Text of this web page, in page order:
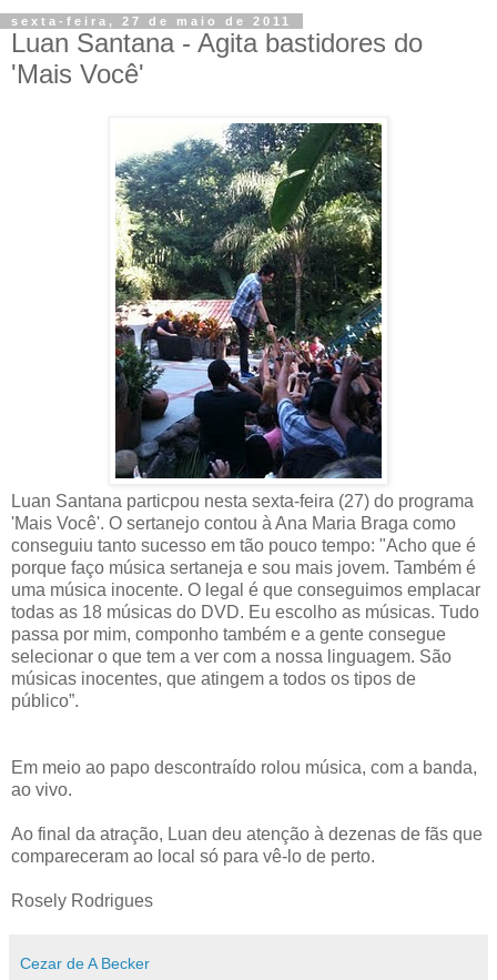
sexta-feira, 27 de maio de 2011
Luan Santana - Agita bastidores do
'Mais Você'
Luan Santana particpou nesta sexta-feira (27) do programa
'Mais Você'. O sertanejo contou à Ana Maria Braga como
conseguiu tanto sucesso em tão pouco tempo: "Acho que é
porque faço música sertaneja e sou mais jovem. Também é
uma música inocente. O legal é que conseguimos emplacar
todas as 18 músicas do DVD. Eu escolho as músicas. Tudo
passa por mim, componho também e a gente consegue
selecionar o que tem a ver com a nossa linguagem. São
músicas inocentes, que atingem a todos os tipos de
público”.
Em meio ao papo descontraído rolou música, com a banda,
ao vivo.
Ao final da atração, Luan deu atenção à dezenas de fãs que
compareceram ao local só para vê-lo de perto.
Rosely Rodrigues
Cezar de A Becker